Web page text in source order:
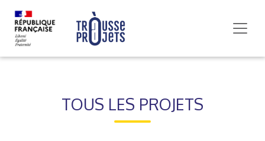
TOUS LES PROJETS